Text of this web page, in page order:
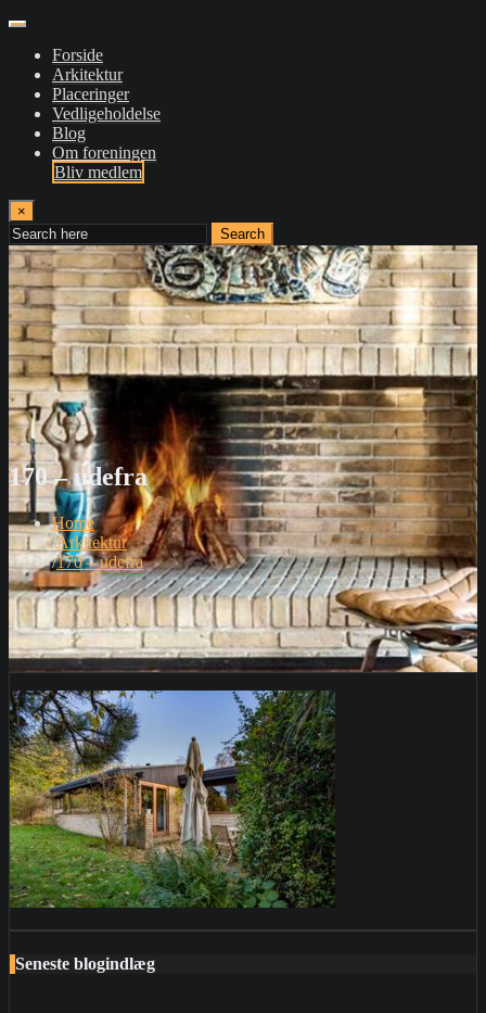
Forside
Arkitektur
Placeringer
Vedligeholdelse
Blog
Om foreningen
Bliv medlem
×
Search
170 – udefra
Home
Arkitektur
170 – udefra
Seneste blogindlæg